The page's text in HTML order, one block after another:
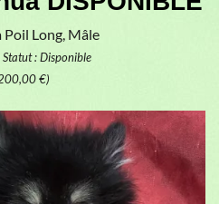
Long, Mâle
Statut : Disponible
€)